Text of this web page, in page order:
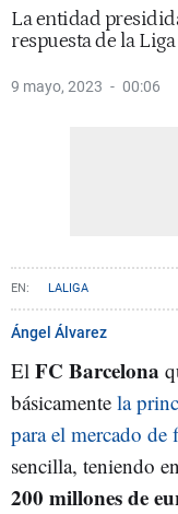
La entidad
respuesta de la
9 mayo, 2023 00:06
LALIGA
Ángel Álvarez
El FC Barcelona
básicamente la
para el mercado de
sencilla, teniendo
200 millones de